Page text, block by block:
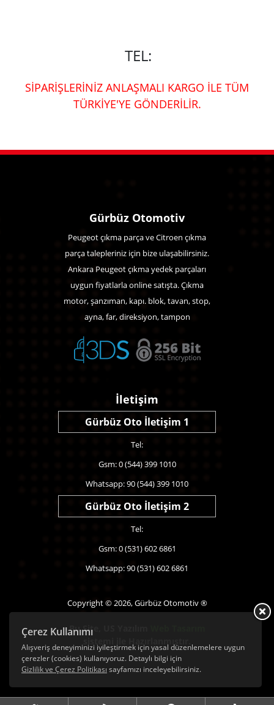
TEL:
SİPARİŞLERİNİZ ANLAŞMALI KARGO İLE TÜM
TÜRKİYE'YE GÖNDERİLİR.
Çerez Kullanımı
Alışveriş deneyiminizi iyileştirmek için yasal düzenlemelere uygun
çerezler (cookies) kullanıyoruz. Detaylı bilgi için
Gizlilik ve Çerez Politikası sayfamızı inceleyebilirsiniz.
Gürbüz Otomotiv
Peugeot çıkma parça ve Citroen çıkma
parça talepleriniz için bize ulaşabilirsiniz.
Ankara Peugeot çıkma yedek parçaları
uygun fiyatlarla online satışta. Çıkma
motor, şanzıman, kapı. blok, tavan, stop,
ayna, far, direksiyon, tampon
İletişim
Gürbüz Oto İletişim 1
Tel:
Gsm: 0 (544) 399 1010
Whatsapp: 90 (544) 399 1010
Gürbüz Oto İletişim 2
Tel:
Gsm: 0 (531) 602 6861
Whatsapp: 90 (531) 602 6861
Copyright © 2026, Gürbüz Otomotiv ®
Bu Site,